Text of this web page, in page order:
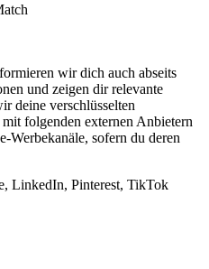
wir dich auch abseits
und zeigen dir relevante
deine verschlüsselten
folgenden externen Anbietern
Werbekanäle, sofern du deren
LinkedIn, Pinterest, TikTok